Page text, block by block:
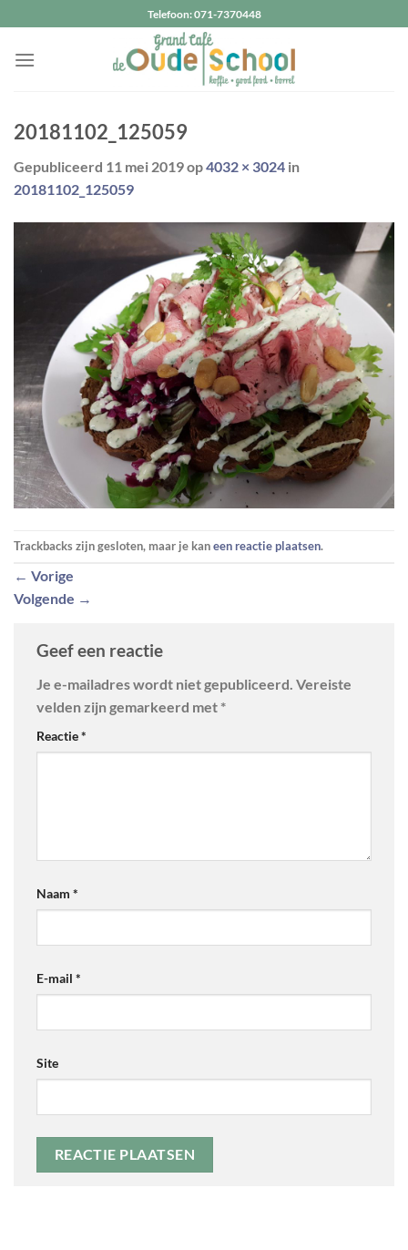
naar
inhoud
Telefoon: 071-7370448
20181102_125059
Gepubliceerd 11 mei 2019op4032 × 3024 in
20181102_125059
Trackbacks zijn gesloten, maar je kaneen reactie plaatsen.
← Vorige
Volgende →
Geef een reactie
Je e-mailadres wordt niet gepubliceerd. Vereiste
velden zijn gemarkeerd met *
Reactie*
Naam *
E-mail *
Site